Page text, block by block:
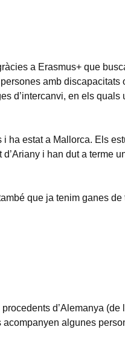
a Erasmus+ que
amb discapacitats
d’intercanvi, en els quals
ha estat a Mallorca. Els
i han dut a terme
que ja tenim ganes de
d’Alemanya
algunes